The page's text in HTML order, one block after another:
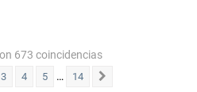
673 coincidencias
14
3 4 5 … 14